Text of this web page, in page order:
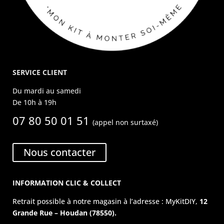
SERVICE CLIENT
Du mardi au samedi
De 10h à 19h
07 80 50 01 51(appel non surtaxé)
Nous contacter
INFORMATION CLIC & COLLECT
Retrait possible à notre magasin à l’adresse : MyKitDIY, 12
Grande Rue – Houdan (78550).